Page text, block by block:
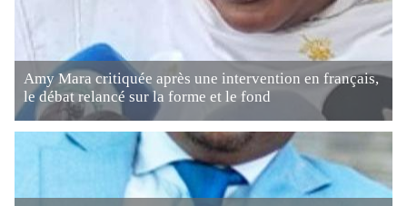
Amy Mara critiquée après une intervention en français,
le débat relancé sur la forme et le fond